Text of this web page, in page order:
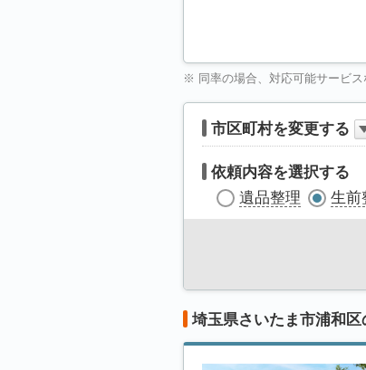
※ 同率の場合、対応可能サービス
市区町村を変更する
依頼内容を選択する
遺品整理
生前
埼玉県さいたま市浦和